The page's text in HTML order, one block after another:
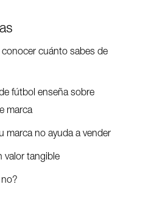
cuánto sabes de
fútbol enseña sobre
marca
marca no ayuda a vender
valor tangible